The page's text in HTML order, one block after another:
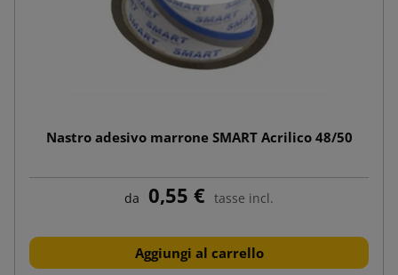
Nastro adesivo marrone SMART Acrilico 48/50
da 0,55 € tasse incl.
Aggiungi al carrello